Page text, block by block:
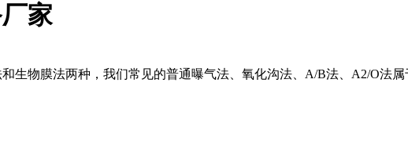
家
生物膜法两种，我们常见的普通曝气法、氧化沟法、A/B法、A2/O法属